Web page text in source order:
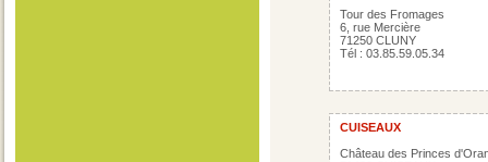
Tour des Fromages
6, rue Mercière
71250 CLUNY
Tél : 03.85.59.05.34
CUISEAUX
Château des Princes